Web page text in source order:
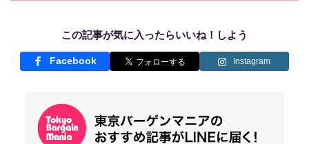
この記事が気に入ったらいいね！しよう
Facebook Instagram